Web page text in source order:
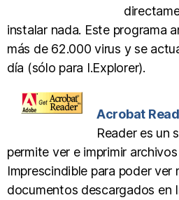
instalar nada. Este programa
más de 62.000 virus y se
día (sólo para I.Explorer).
Acrobat
Reader es un
permite ver e imprimir
Imprescindible para poder ver
documentos descargados en